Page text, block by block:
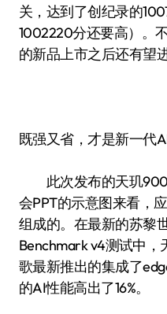
关，达到了创纪录的
1002220分还要高）。
的新品上市之后还有望
既强又省，才是新一代
此次发布的天玑
会PPT的示意图来看，
组成的。在最新的苏黎
Benchmark v4测试中
歌最新推出的集成了
的AI性能高出了16%。